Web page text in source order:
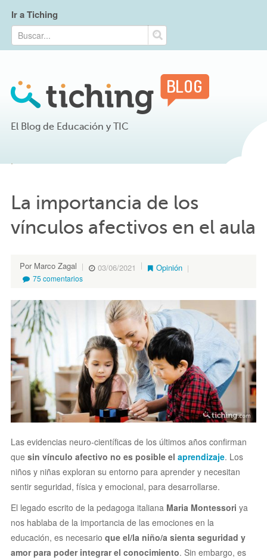
Ir a Tiching
El Blog de Educación y TIC
La importancia de los
vínculos afectivos en el aula
Por Marco Zagal 03/06/2021 Opinión
75 comentarios
Las evidencias neuro-científicas de los últimos años confirman
que sin vínculo afectivo no es posible el aprendizaje. Los
niños y niñas exploran su entorno para aprender y necesitan
sentir seguridad, física y emocional, para desarrollarse.
El legado escrito de la pedagoga italiana Maria Montessori ya
nos hablaba de la importancia de las emociones en la
educación, es necesario que el/la niño/a sienta seguridad y
amor para poder integrar el conocimiento. Sin embargo, es